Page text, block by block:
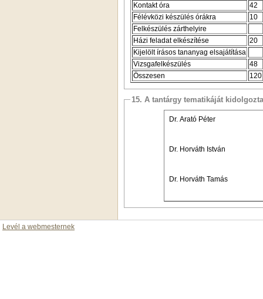
Kontakt óra
42
Félévközi készülés órákra
10
Felkészülés zárthelyire
Házi feladat elkészítése
20
Kijelölt írásos tananyag elsajátítása
Vizsgafelkészülés
48
Összesen
120
15. A tantárgy tematikáját kidolgozta
Dr. Arató Péter
Dr. Horváth István
Dr. Horváth Tamás
Levél a webmesternek